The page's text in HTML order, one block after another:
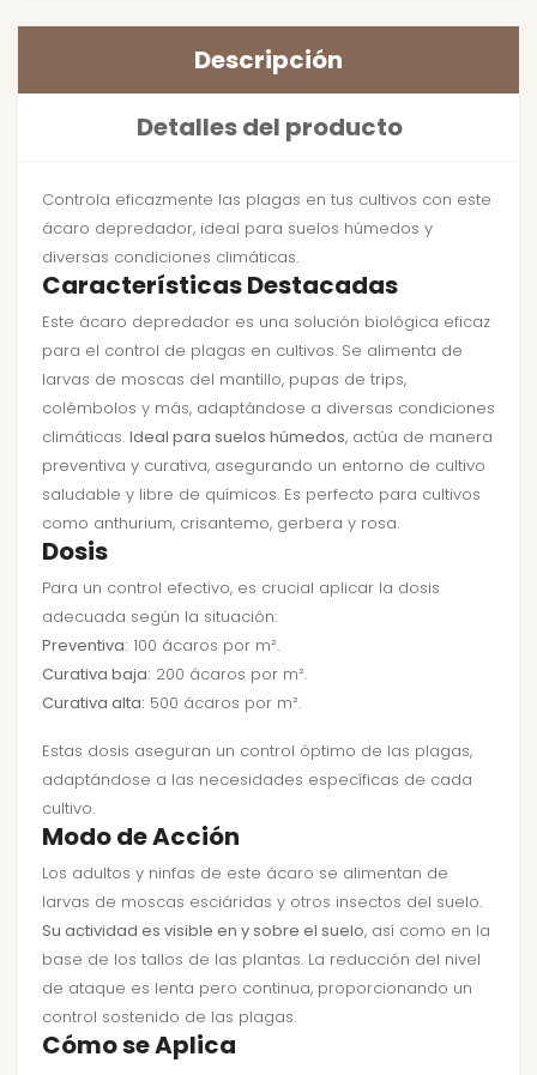
Descripción
Detalles del producto
Controla eficazmente las plagas en tus cultivos con este
ácaro depredador, ideal para suelos húmedos y
diversas condiciones climáticas.
Características Destacadas
Este ácaro depredador es una solución biológica eficaz
para el control de plagas en cultivos. Se alimenta de
larvas de moscas del mantillo, pupas de trips,
colémbolos y más, adaptándose a diversas condiciones
climáticas. Ideal para suelos húmedos, actúa de manera
preventiva y curativa, asegurando un entorno de cultivo
saludable y libre de químicos. Es perfecto para cultivos
como anthurium, crisantemo, gerbera y rosa.
Dosis
Para un control efectivo, es crucial aplicar la dosis
adecuada según la situación:
Preventiva: 100 ácaros por m².
Curativa baja: 200 ácaros por m².
Curativa alta: 500 ácaros por m².
Estas dosis aseguran un control óptimo de las plagas,
adaptándose a las necesidades específicas de cada
cultivo.
Modo de Acción
Los adultos y ninfas de este ácaro se alimentan de
larvas de moscas esciáridas y otros insectos del suelo.
Su actividad es visible en y sobre el suelo, así como en la
base de los tallos de las plantas. La reducción del nivel
de ataque es lenta pero continua, proporcionando un
control sostenido de las plagas.
Cómo se Aplica